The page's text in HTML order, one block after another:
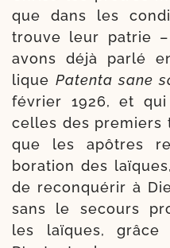
que dans les
trouve leur patrie
avons déjà par­lé
liquePatenta sane
février 1926, et
celles des pre­miers
que les apôtres
boration des
de recon­qué­rir à
sans le secours
les laïques, grâce